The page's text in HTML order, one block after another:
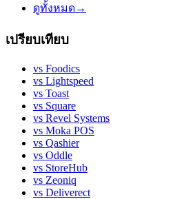
ดูทั้งหมด→
เปรียบเทียบ
vs Foodics
vs Lightspeed
vs Toast
vs Square
vs Revel Systems
vs Moka POS
vs Qashier
vs Oddle
vs StoreHub
vs Zeoniq
vs Deliverect